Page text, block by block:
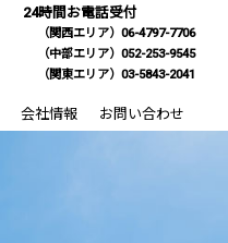
24時間お電話受付
（関西エリア）06-4797-7706
（中部エリア）052-253-9545
（関東エリア）03-5843-2041
会社情報 お問い合わせ